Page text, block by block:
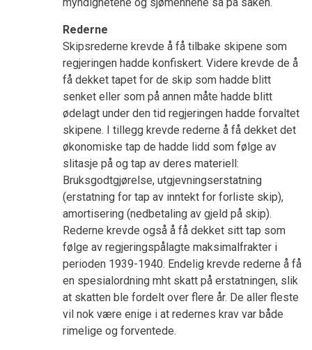
Rederne
Skipsrederne krevde å få tilbake skipene som
regjeringen hadde konfiskert. Videre krevde de å
få dekket tapet for de skip som hadde blitt
senket eller som på annen måte hadde blitt
ødelagt under den tid regjeringen hadde forvaltet
skipene. I tillegg krevde rederne å få dekket det
økonomiske tap de hadde lidd som følge av
slitasje på og tap av deres materiell:
Bruksgodtgjørelse, utgjevningserstatning
(erstatning for tap av inntekt for forliste skip),
amortisering (nedbetaling av gjeld på skip).
Rederne krevde også å få dekket sitt tap som
følge av regjeringspålagte maksimalfrakter i
perioden 1939-1940. Endelig krevde rederne å få
en spesialordning mht skatt på erstatningen, slik
at skatten ble fordelt over flere år. De aller fleste
vil nok være enige i at redernes krav var både
rimelige og forventede.